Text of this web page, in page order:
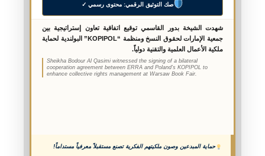
صك التوثيق الرقمي: محتوى رسمي ✓
شهدت الشيخة بدور القاسمي توقيع اتفاقية تعاون إستراتيجية بين
جمعية الإمارات لحقوق النسخ ومنظمة “KOPIPOL” البولندية لحماية
ملكية الأعمال العلمية والتقنية دولياً.
Sheikha Bodour Al Qasimi witnessed the signing of a bilateral
cooperation agreement between ERRA and Poland’s KOPIPOL to
enhance collective rights management at Warsaw Book Fair.
حماية المبدعين وصون ملكيتهم الفكرية تصنع مستقبلاً معرفياً مستداماً!